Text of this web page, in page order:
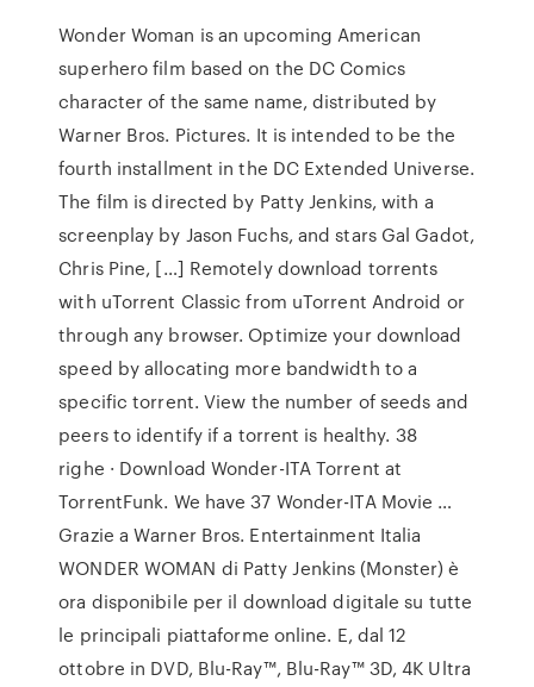
Wonder Woman is an upcoming American
superhero film based on the DC Comics
character of the same name, distributed by
Warner Bros. Pictures. It is intended to be the
fourth installment in the DC Extended Universe.
The film is directed by Patty Jenkins, with a
screenplay by Jason Fuchs, and stars Gal Gadot,
Chris Pine, […] Remotely download torrents
with uTorrent Classic from uTorrent Android or
through any browser. Optimize your download
speed by allocating more bandwidth to a
specific torrent. View the number of seeds and
peers to identify if a torrent is healthy. 38
righe · Download Wonder-ITA Torrent at
TorrentFunk. We have 37 Wonder-ITA Movie …
Grazie a Warner Bros. Entertainment Italia
WONDER WOMAN di Patty Jenkins (Monster) è
ora disponibile per il download digitale su tutte
le principali piattaforme online. E, dal 12
ottobre in DVD, Blu-Ray™, Blu-Ray™ 3D, 4K Ultra